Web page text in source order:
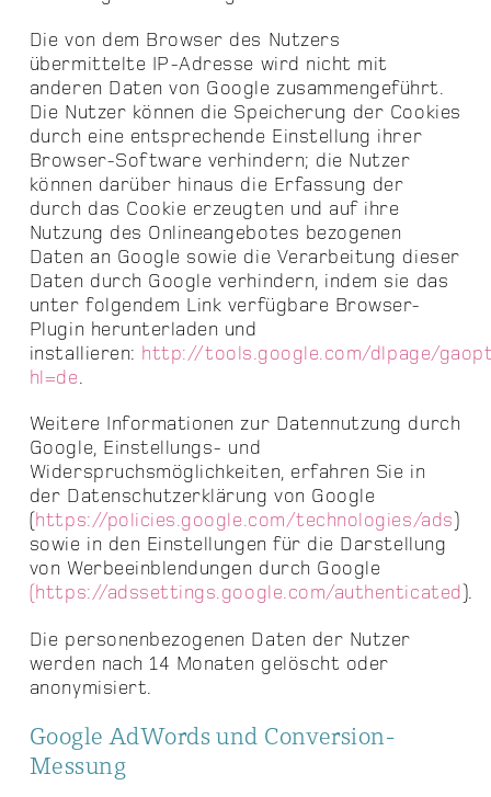
Die von dem Browser des Nutzers
übermittelte IP-Adresse wird nicht mit
anderen Daten von Google zusammengeführt.
Die Nutzer können die Speicherung der Cookies
durch eine entsprechende Einstellung ihrer
Browser-Software verhindern; die Nutzer
können darüber hinaus die Erfassung der
durch das Cookie erzeugten und auf ihre
Nutzung des Onlineangebotes bezogenen
Daten an Google sowie die Verarbeitung dieser
Daten durch Google verhindern, indem sie das
unter folgendem Link verfügbare Browser-
Plugin herunterladen und
installieren: http://tools.google.com/dlpage/
hl=de.
Weitere Informationen zur Datennutzung durch
Google, Einstellungs- und
Widerspruchsmöglichkeiten, erfahren Sie in
der Datenschutzerklärung von Google
(https://policies.google.com/technologies/ads)
sowie in den Einstellungen für die Darstellung
von Werbeeinblendungen durch Google
(https://adssettings.google.com/authenticated).
Die personenbezogenen Daten der Nutzer
werden nach 14 Monaten gelöscht oder
anonymisiert.
Google AdWords und Conversion-
Messung